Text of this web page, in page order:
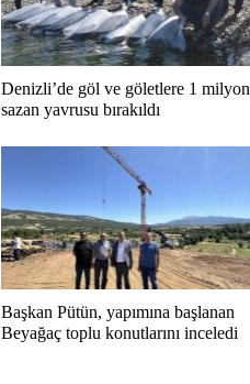
Denizli’de göl ve göletlere 1 milyon
sazan yavrusu bırakıldı
Başkan Pütün, yapımına başlanan
Beyağaç toplu konutlarını inceledi